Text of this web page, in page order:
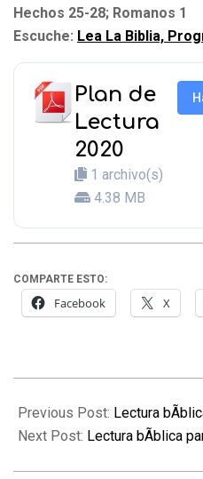
Hechos 25-28; Romanos 1
Escuche: Lea La Biblia,
Plan de
Lectura
2020
1 archivo(s)
4.38 MB
COMPARTE ESTO:
Facebook X
03-
08
Previous Post: Lectura
Next Post: Lectura bÃ­blica